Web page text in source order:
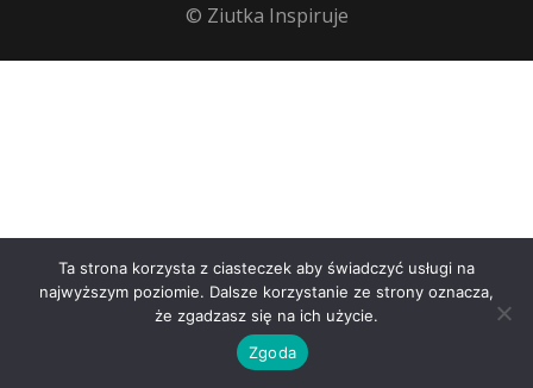
© Ziutka Inspiruje
Ta strona korzysta z ciasteczek aby świadczyć usługi na
najwyższym poziomie. Dalsze korzystanie ze strony oznacza,
że zgadzasz się na ich użycie.
Zgoda